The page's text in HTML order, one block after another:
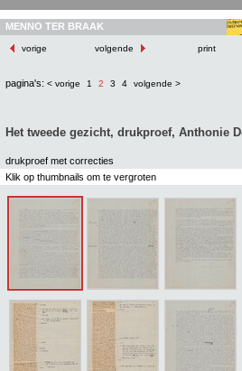
MENNO TER BRAAK
vorige volgende print
pagina's: < vorige 1 2 3 4 volgende >
Het tweede gezicht, drukproef, Anthonie
drukproef met correcties
Klik op thumbnails om te vergroten